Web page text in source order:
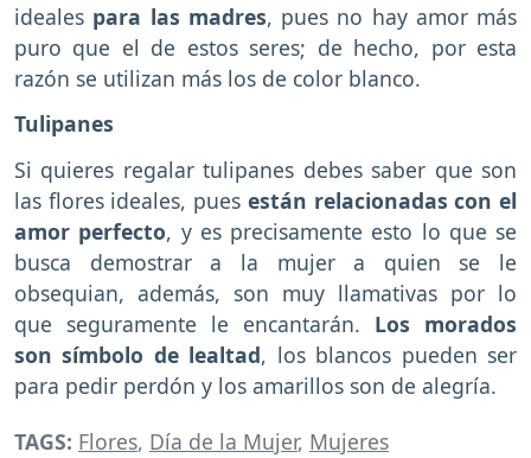
ideales para las madres, pues no hay amor más
puro que el de estos seres; de hecho, por esta
razón se utilizan más los de color blanco.
Tulipanes
Si quieres regalar tulipanes debes saber que son
las flores ideales, pues están relacionadas con el
amor perfecto, y es precisamente esto lo que se
busca demostrar a la mujer a quien se le
obsequian, además, son muy llamativas por lo
que seguramente le encantarán. Los morados
son símbolo de lealtad, los blancos pueden ser
para pedir perdón y los amarillos son de alegría.
TAGS: Flores, Día de la Mujer, Mujeres